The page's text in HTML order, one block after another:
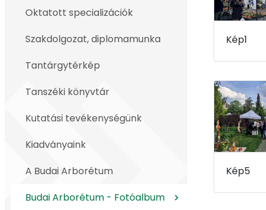
Oktatott specializációk
Szakdolgozat, diplomamunka
Tantárgytérkép
Tanszéki könyvtár
Kutatási tevékenységünk
Kiadványaink
A Budai Arborétum
Budai Arborétum - Fotóalbum
Kép1
Kép5